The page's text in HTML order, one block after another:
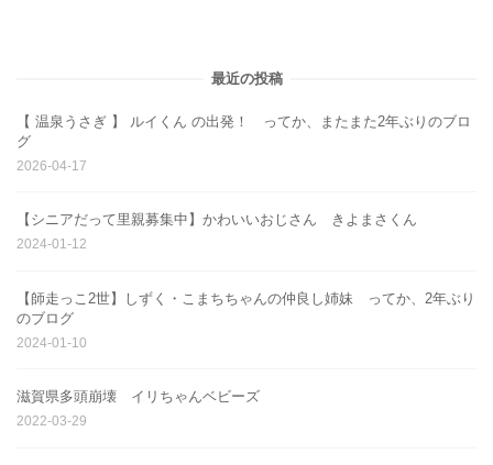
最近の投稿
【 温泉うさぎ 】 ルイくん の出発！ ってか、またまた2年ぶりのブロ
グ
2026-04-17
【シニアだって里親募集中】かわいいおじさん きよまさくん
2024-01-12
【師走っこ2世】しずく・こまちちゃんの仲良し姉妹 ってか、2年ぶり
のブログ
2024-01-10
滋賀県多頭崩壊 イリちゃんベビーズ
2022-03-29